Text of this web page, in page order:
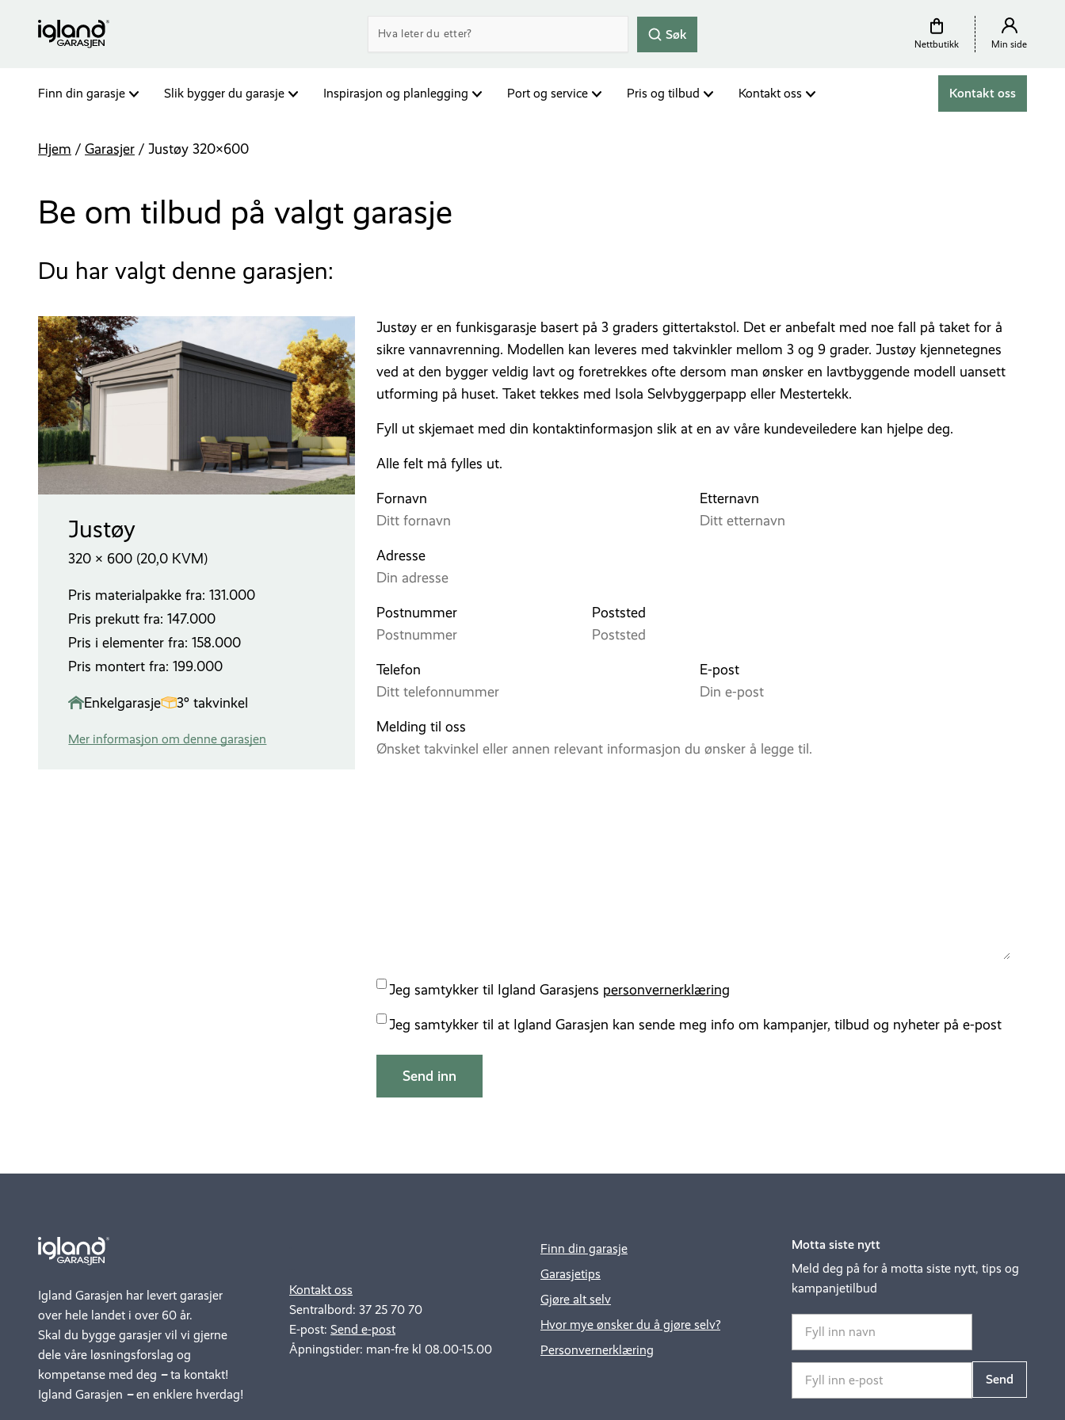
Søk
Nettbutikk Min side
Finn din garasje Slik bygger du garasje Inspirasjon og planlegging Port og service Pris og tilbud Kontakt oss Kontakt oss
Hjem / Garasjer / Justøy 320×600
Be om tilbud på valgt garasje
Du har valgt denne garasjen:
Justøy
320 × 600 (20,0 KVM)
Pris materialpakke fra: 131.000
Pris prekutt fra: 147.000
Pris i elementer fra: 158.000
Pris montert fra: 199.000
Enkelgarasje 3° takvinkel
Mer informasjon om denne garasjen
Justøy er en funkisgarasje basert på 3 graders gittertakstol. Det er anbefalt med noe fall på taket for å
sikre vannavrenning. Modellen kan leveres med takvinkler mellom 3 og 9 grader. Justøy kjennetegnes
ved at den bygger veldig lavt og foretrekkes ofte dersom man ønsker en lavtbyggende modell uansett
utforming på huset. Taket tekkes med Isola Selvbyggerpapp eller Mestertekk.
Fyll ut skjemaet med din kontaktinformasjon slik at en av våre kundeveiledere kan hjelpe deg.
Alle felt må fylles ut.
Fornavn
Etternavn
Adresse
Postnummer Poststed
Telefon E-post
Melding til oss
Personvernserklærring
Jeg samtykker til Igland Garasjens personvernerklæring
Kampanjer
Jeg samtykker til at Igland Garasjen kan sende meg info om kampanjer, tilbud og nyheter på e-post
Igland Garasjen har levert garasjer
over hele landet i over 60 år.
Skal du bygge garasjer vil vi gjerne
dele våre løsningsforslag og
kompetanse med deg –ta kontakt!
Igland Garasjen –en enklere hverdag!
Kontakt oss
Sentralbord: 37 25 70 70
E-post: Send e-post
Åpningstider: man-fre kl 08.00-15.00
Finn din garasje
Garasjetips
Gjøre alt selv
Hvor mye ønsker du å gjøre selv?
Personvernerklæring
Motta siste nytt
Meld deg på for å motta siste nytt, tips og
kampanjetilbud